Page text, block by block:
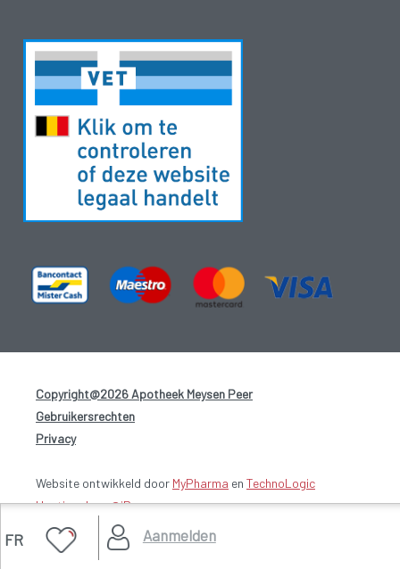
FR Aanmelden
Copyright@2026 Apotheek Meysen Peer
Gebruikersrechten
Privacy-
Website ontwikkeld door MyPharma en TechnoLogic
Hosting door @iPower